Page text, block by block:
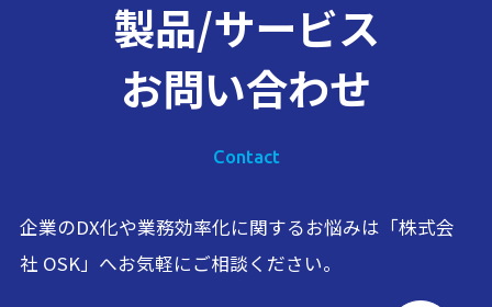
製品/サービス
お問い合わせ
Contact
企業のDX化や業務効率化に関するお悩みは「株式会
社 OSK」へお気軽にご相談ください。